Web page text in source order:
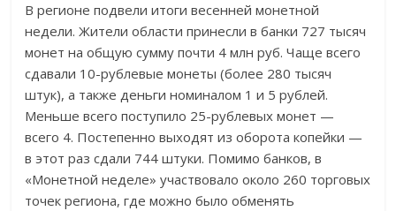
В регионе подвели итоги весенней монетной
недели. Жители области принесли в банки 727 тысяч
монет на общую сумму почти 4 млн руб. Чаще всего
сдавали 10-рублевые монеты (более 280 тысяч
штук), а также деньги номиналом 1 и 5 рублей.
Меньше всего поступило 25-рублевых монет —
всего 4. Постепенно выходят из оборота копейки —
в этот раз сдали 744 штуки. Помимо банков, в
«Монетной неделе» участвовало около 260 торговых
точек региона, где можно было обменять